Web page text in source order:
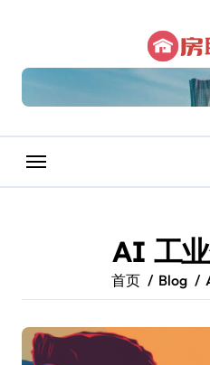
AI 工
首页 Blog